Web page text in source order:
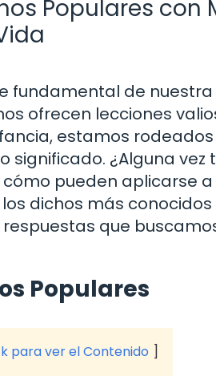
Populares con
fundamental de
ofrecen lecciones
estamos
significado. ¿Alguna
pueden aplicarse
dichos más
que
Populares
para ver el Contenido